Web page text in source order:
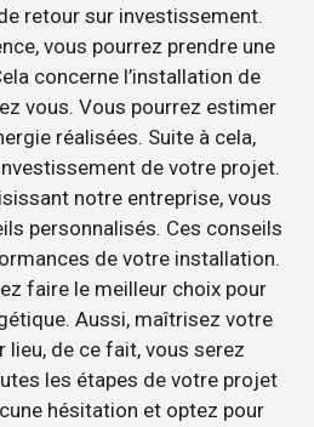
retour sur investissement.
vous pourrez prendre une
concerne l’installation de
vous. Vous pourrez estimer
réalisées. Suite à cela,
de votre projet.
notre entreprise, vous
personnalisés. Ces conseils
de votre installation.
faire le meilleur choix pour
Aussi, maîtrisez votre
lieu, de ce fait, vous serez
les étapes de votre projet
hésitation et optez pour